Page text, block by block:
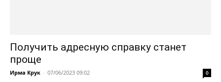
Получить адресную справку станет
проще
Ирма Крук - 07/06/2023 09:02 0